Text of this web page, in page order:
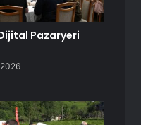
Pazaryeri